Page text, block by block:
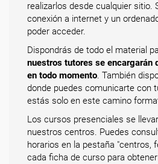
realizarlos desde cualquier sitio.
conexión a internet y un
poder acceder.
Dispondrás de todo el material
nuestros tutores se encargarán
en todo momento. También
donde puedes comunicarte con
estás solo en este camino
Los cursos presenciales se
nuestros centros. Puedes
horarios en la pestaña "centros,
cada ficha de curso para